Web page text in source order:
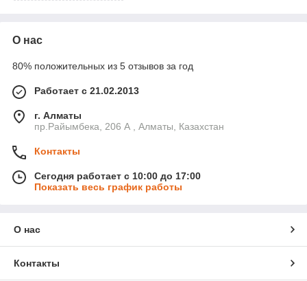
О нас
80% положительных из 5 отзывов за год
Работает с 21.02.2013
г. Алматы
пр.Райымбека, 206 А , Алматы, Казахстан
Контакты
Сегодня работает с 10:00 до 17:00
Показать весь график работы
О нас
Контакты